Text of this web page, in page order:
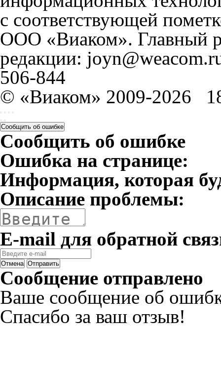
с соответствующей
ООО «Виаком». Главный
редакции:
506-844
© «Виаком» 2009-2026
Сообщить об ошибке
Сообщить об ошибке
Ошибка на странице:
Информация, которая
Описание проблемы:
E-mail для обратной
Отмена Отправить
Сообщение отправлено
Ваше сообщение об
Спасибо за ваш отзыв!